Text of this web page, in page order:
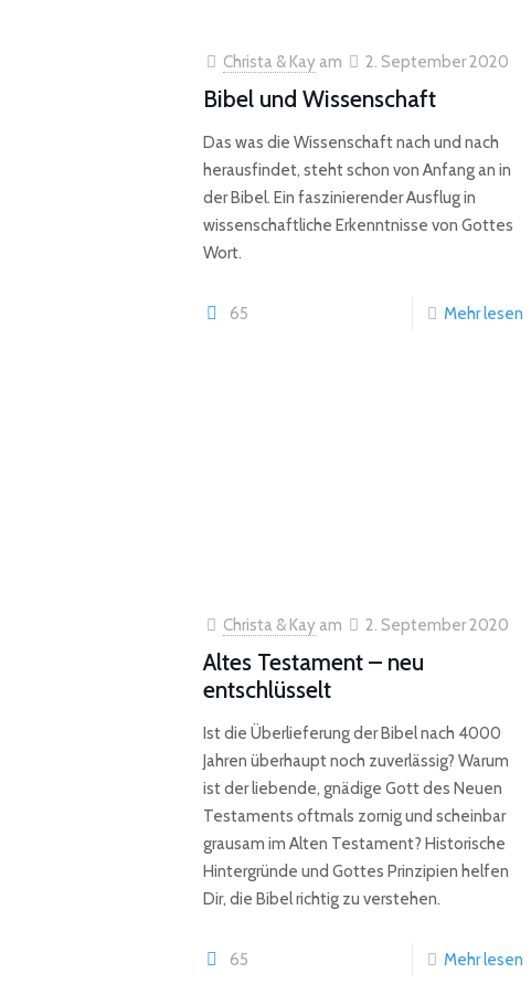
Christa & Kay am 2. September 2020
Bibel und Wissenschaft
Das was die Wissenschaft nach und nach
herausfindet, steht schon von Anfang an in
der Bibel. Ein faszinierender Ausflug in
wissenschaftliche Erkenntnisse von Gottes
Wort.
65 Mehr lesen
Christa & Kay am 2. September 2020
Altes Testament – neu
entschlüsselt
Ist die Überlieferung der Bibel nach 4000
Jahren überhaupt noch zuverlässig? Warum
ist der liebende, gnädige Gott des Neuen
Testaments oftmals zornig und scheinbar
grausam im Alten Testament? Historische
Hintergründe und Gottes Prinzipien helfen
Dir, die Bibel richtig zu verstehen.
65 Mehr lesen